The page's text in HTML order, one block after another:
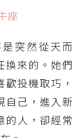
座
突然從天而
換來的。她們
投機取巧，
自己，進入新
的人，卻經常